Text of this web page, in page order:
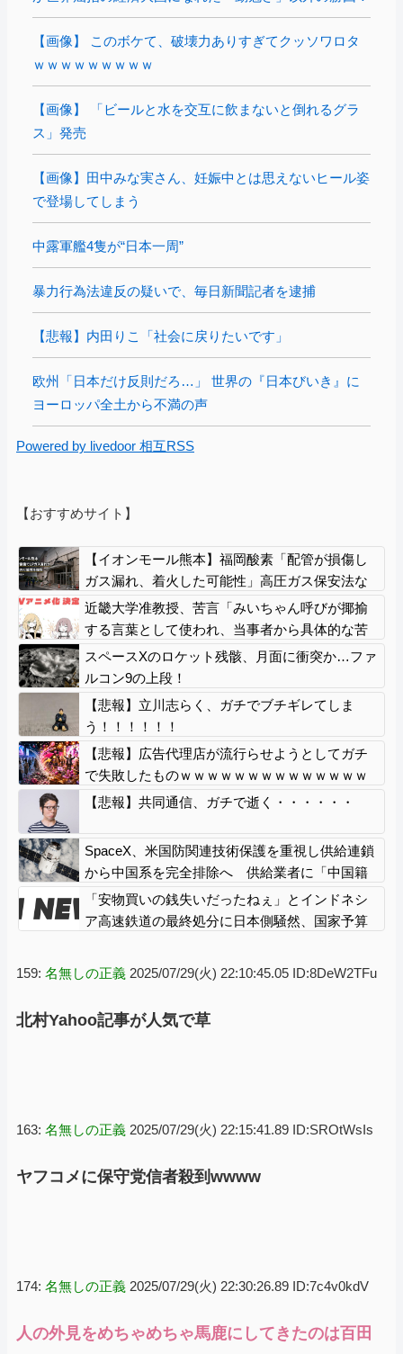
【画像】 このボケて、破壊力ありすぎてクッソワロタ
ｗｗｗｗｗｗｗｗｗ
【画像】 「ビールと水を交互に飲まないと倒れるグラ
ス」発売
【画像】田中みな実さん、妊娠中とは思えないヒール姿
で登場してしまう
中露軍艦4隻が“日本一周”
暴力行為法違反の疑いで、毎日新聞記者を逮捕
【悲報】内田りこ「社会に戻りたいです」
欧州「日本だけ反則だろ…」 世界の『日本びいき』に
ヨーロッパ全土から不満の声
Powered by livedoor 相互RSS
【おすすめサイト】
【イオンモール熊本】福岡酸素「配管が損傷し
ガス漏れ、着火した可能性」高圧ガス保安法な
どに基づき、経産省に報告
近畿大学准教授、苦言「みいちゃん呼びが揶揄
する言葉として使われ、当事者から具体的な苦
痛が訴えられている。文化芸術は人を傷つけて
もよい。ただし、傷つけ方がある」
スペースXのロケット残骸、月面に衝突か…ファ
ルコン9の上段！
【悲報】立川志らく、ガチでブチギレてしま
う！！！！！！
【悲報】広告代理店が流行らせようとしてガチ
で失敗したものｗｗｗｗｗｗｗｗｗｗｗｗｗｗ
ｗｗｗｗｗｗ
【悲報】共同通信、ガチで逝く・・・・・・
SpaceX、米国防関連技術保護を重視し供給連鎖
から中国系を完全排除へ 供給業者に「中国籍
人員をSpaceX向けの生産に関わらせないこと」
「中国製の設備・部品を使わないこと」を要求
「安物買いの銭失いだったねぇ」とインドネシ
ア高速鉄道の最終処分に日本側騒然、国家予算
159: 名無しの正義 2025/07/29(火) 22:10:45.05 ID:8DeW2TFu
北村Yahoo記事が人気で草
163: 名無しの正義 2025/07/29(火) 22:15:41.89 ID:SROtWsIs
ヤフコメに保守党信者殺到wwww
174: 名無しの正義 2025/07/29(火) 22:30:26.89 ID:7c4v0kdV
人の外見をめちゃめちゃ馬鹿にしてきたのは百田